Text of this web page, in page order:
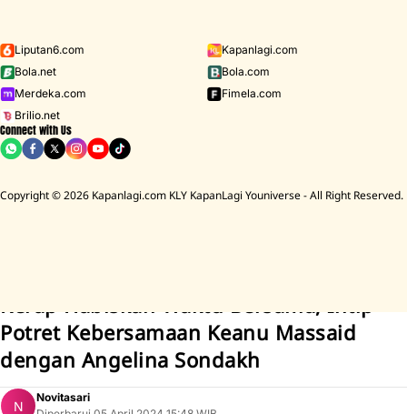
Iklan - Scroll ke bawah untuk melanjutkan
Liputan6.com
Kapanlagi.com
Bola.net
Bola.com
Merdeka.com
Fimela.com
Brilio.net
Connect with Us
Copyright © 2026 Kapanlagi.com KLY KapanLagi Youniverse - All Right Reserved.
D ACADEMY 8 Raisa
BREAKING
NEWSCerita Rumah Mendiang Diding Boneng Ambruk Rata Dengan Tanah
Kerap Habiskan Waktu Bersama, Intip
Potret Kebersamaan Keanu Massaid
dengan Angelina Sondakh
Novitasari